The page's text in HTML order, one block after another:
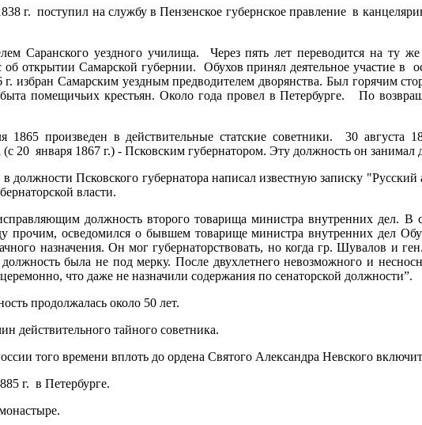
г. поступил на службу в Пензенское губернское правление в
Саранского уездного училища. Через пять лет переводится на ту
открытии Самарской губернии. Обухов принял деятельное участие в
избран Самарским уездным предводителем дворянства. Был горячим
помещичьих крестьян. Около года провел в Петербурге. По
произведен в действительные статские советники. 30 августа
20 января 1867 г.) - Псковским губернатором. Эту должность он занимал
должности Псковского губернатора написал известную записку
власти.
исправляющим должность второго товарища министра внутренних дел.
прочим, осведомился о бывшем товарище министра внутренних дел
назначения. Он мог губернаторствовать, но когда гр. Шувалов и
должность была не под мерку. После двухлетнего невозможного и
что даже не назначили содержания по сенаторской должности”.
продолжалась около 50 лет.
действительного тайного советника.
того времени вплоть до ордена Святого Александра Невского
г. в Петербурге.